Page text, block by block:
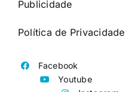
Publicidade
Política de Privacidade
Facebook
Youtube